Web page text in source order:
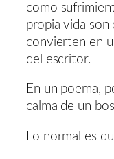
como
propia vida son
convierten en
del escritor.
En un poema,
calma de un
Lo normal es